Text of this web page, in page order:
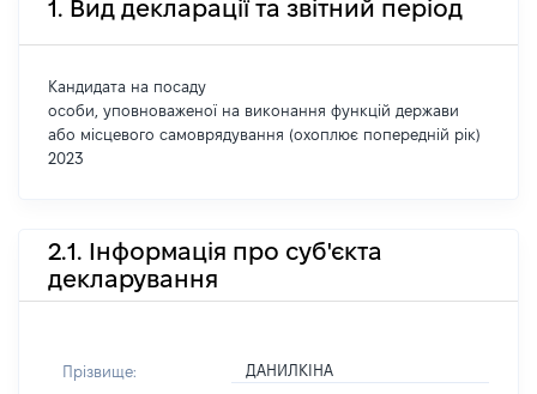
1. Вид декларації та звітний період
Кандидата на посаду
особи, уповноваженої на виконання функцій держави
або місцевого самоврядування (охоплює попередній рік)
2023
2.1. Інформація про суб'єкта
декларування
Прізвище: ДАНИЛКІНА